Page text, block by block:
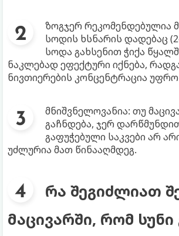
ზოგჯერ რეკომენდებულია
სოდის ხსნარის დადებაც
სოდა გახსენით ჭიქა
ნაკლებად ეფექტური იქნება,
ნივთიერების კონცენტრაცია
მნიშვნელოვანია: თუ
გაჩნდება, ჯერ
გაფუჭებული საკვები არ
უძლურია მათ წინააღმდეგ.
რა შეგიძლიათ
მაცივარში, რომ სუნი